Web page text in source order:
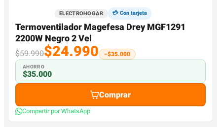
ELECTROHOGAR 💳 Con tarjeta
Termoventilador Magefesa Drey MGF1291
2200W Negro 2 Vel
$59.990$24.990 −$35.000
AHORRO
$35.000
Comprar
Compartir por WhatsApp